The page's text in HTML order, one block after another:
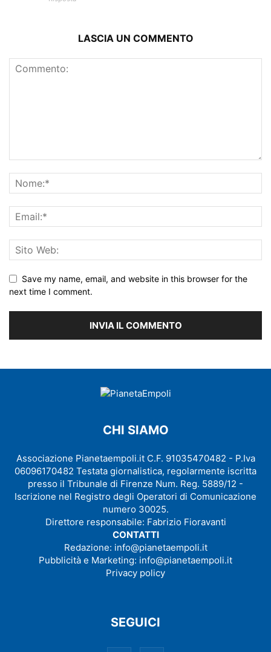
LASCIA UN COMMENTO
Save my name, email, and website in this browser for the
next time I comment.
CHI SIAMO
Associazione Pianetaempoli.it C.F. 91035470482 - P.Iva
06096170482 Testata giornalistica, regolarmente iscritta
presso il Tribunale di Firenze Num. Reg. 5889/12 -
Iscrizione nel Registro degli Operatori di Comunicazione
numero 30025.
Direttore responsabile: Fabrizio Fioravanti
CONTATTI
Redazione: info@pianetaempoli.it
Pubblicità e Marketing: info@pianetaempoli.it
Privacy policy
SEGUICI